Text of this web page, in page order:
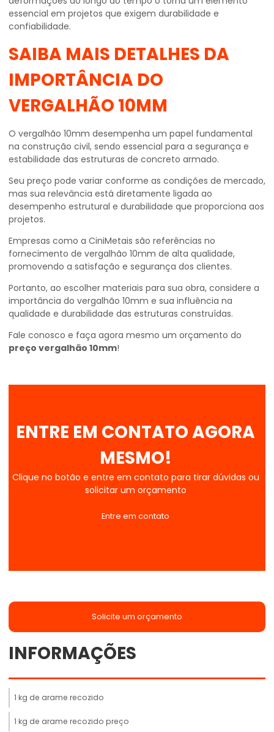
essencial em projetos que exigem durabilidade e
confiabilidade.
SAIBA MAIS DETALHES DA
IMPORTÂNCIA DO
VERGALHÃO 10MM
O vergalhão 10mm desempenha um papel fundamental
na construção civil, sendo essencial para a segurança e
estabilidade das estruturas de concreto armado.
Seu preço pode variar conforme as condições de mercado,
mas sua relevância está diretamente ligada ao
desempenho estrutural e durabilidade que proporciona aos
projetos.
Empresas como a CiniMetais são referências no
fornecimento de vergalhão 10mm de alta qualidade,
promovendo a satisfação e segurança dos clientes.
Portanto, ao escolher materiais para sua obra, considere a
importância do vergalhão 10mm e sua influência na
qualidade e durabilidade das estruturas construídas.
Fale conosco e faça agora mesmo um orçamento do
preço vergalhão 10mm!
ENTRE EM CONTATO AGORA
MESMO!
Clique no botão e entre em contato para tirar dúvidas ou
solicitar um orçamento
Entre em contato
Solicite um orçamento
INFORMAÇÕES
1 kg de arame recozido
1 kg de arame recozido preço